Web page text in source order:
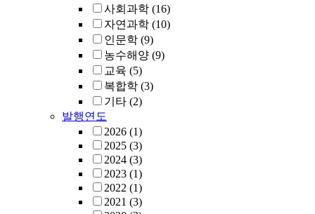
사회과학 (16)
자연과학 (10)
인문학 (9)
농수해양 (9)
교육 (5)
복합학 (3)
기타 (2)
발행연도
2026 (1)
2025 (3)
2024 (3)
2023 (1)
2022 (1)
2021 (3)